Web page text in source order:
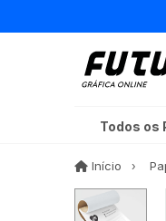
Todos os
Início Início